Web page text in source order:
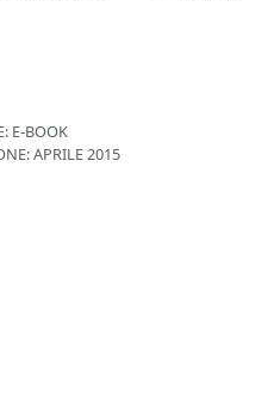
E-BOOK
APRILE 2015